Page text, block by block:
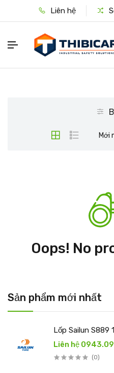
Liên hệ
Sản phẩm mới nhất
Lốp Sailun S889
Liên hệ
(0)
Mới
Oops! No